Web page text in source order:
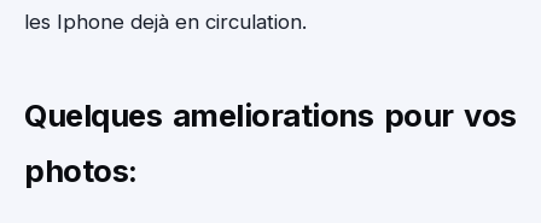
les Iphone dejà en circulation.
Quelques ameliorations pour vos
photos: